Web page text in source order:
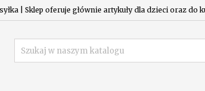
| Sklep oferuje głównie artykuły dla dzieci oraz do